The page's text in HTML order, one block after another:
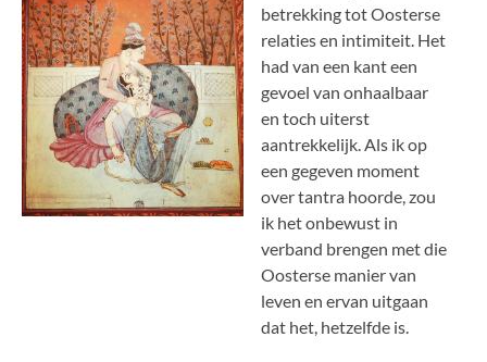
betrekking tot Oosterse
relaties en intimiteit. Het
had van een kant een
gevoel van onhaalbaar
en toch uiterst
aantrekkelijk. Als ik op
een gegeven moment
over tantra hoorde, zou
ik het onbewust in
verband brengen met die
Oosterse manier van
leven en ervan uitgaan
dat het, hetzelfde is.